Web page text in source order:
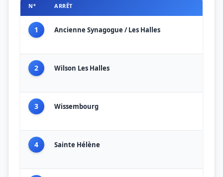
N° ARRÊT
1 Ancienne Synagogue / Les Halles
2 Wilson Les Halles
3 Wissembourg
4 Sainte Hélène